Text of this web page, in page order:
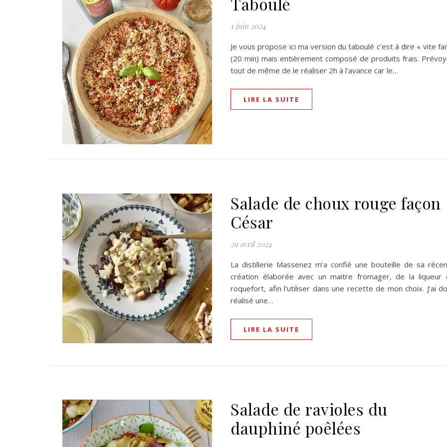
1 juin 2024
Je vous propose ici ma version du taboulé c’est à dire « vite
(20 min) mais entièrement composé de produits frais.
tout de même de le réaliser 2h à l’avance car le…
LIRE LA SUITE
Salade de choux rouge façon
César
29 avril 2024
La distillerie Massenez m’a confié une bouteille de sa
création élaborée avec un maitre fromager, de la liqueur
roquefort, afin l’utiliser dans une recette de mon choix. J’ai
réalisé une…
LIRE LA SUITE
Salade de ravioles du
dauphiné poêlées